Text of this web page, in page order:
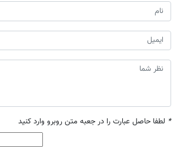
* لطفا حاصل عبارت را در جعبه متن روبرو وارد کنید